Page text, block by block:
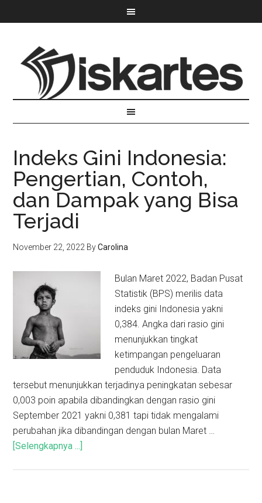
Indeks Gini Indonesia:
Pengertian, Contoh,
dan Dampak yang Bisa
Terjadi
November 22, 2022 ByCarolina
Bulan Maret 2022, Badan Pusat
Statistik (BPS) merilis data
indeks gini Indonesia yakni
0,384. Angka dari rasio gini
menunjukkan tingkat
ketimpangan pengeluaran
penduduk Indonesia. Data
tersebut menunjukkan terjadinya peningkatan sebesar
0,003 poin apabila dibandingkan dengan rasio gini
September 2021 yakni 0,381 tapi tidak mengalami
perubahan jika dibandingan dengan bulan Maret …
[Selengkapnya ...]